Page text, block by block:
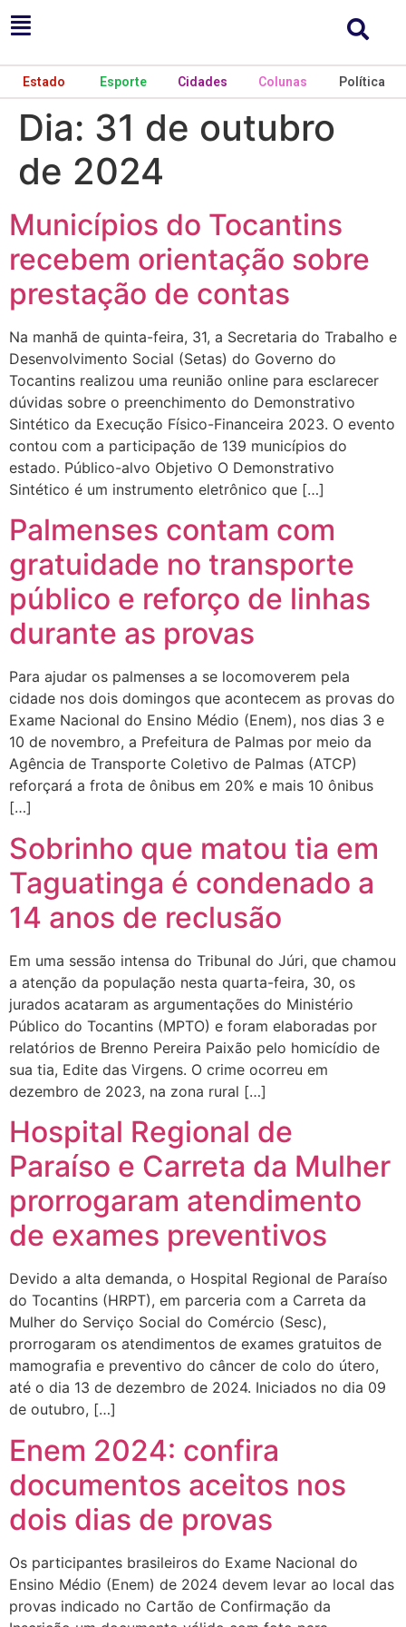
Estado Esporte Cidades Colunas Política
Dia: 31 de outubro
de 2024
Municípios do Tocantins
recebem orientação sobre
prestação de contas
Na manhã de quinta-feira, 31, a Secretaria do Trabalho e
Desenvolvimento Social (Setas) do Governo do
Tocantins realizou uma reunião online para esclarecer
dúvidas sobre o preenchimento do Demonstrativo
Sintético da Execução Físico-Financeira 2023. O evento
contou com a participação de 139 municípios do
estado. Público-alvo Objetivo O Demonstrativo
Sintético é um instrumento eletrônico que […]
Palmenses contam com
gratuidade no transporte
público e reforço de linhas
durante as provas
Para ajudar os palmenses a se locomoverem pela
cidade nos dois domingos que acontecem as provas do
Exame Nacional do Ensino Médio (Enem), nos dias 3 e
10 de novembro, a Prefeitura de Palmas por meio da
Agência de Transporte Coletivo de Palmas (ATCP)
reforçará a frota de ônibus em 20% e mais 10 ônibus
[…]
Sobrinho que matou tia em
Taguatinga é condenado a
14 anos de reclusão
Em uma sessão intensa do Tribunal do Júri, que chamou
a atenção da população nesta quarta-feira, 30, os
jurados acataram as argumentações do Ministério
Público do Tocantins (MPTO) e foram elaboradas por
relatórios de Brenno Pereira Paixão pelo homicídio de
sua tia, Edite das Virgens. O crime ocorreu em
dezembro de 2023, na zona rural […]
Hospital Regional de
Paraíso e Carreta da Mulher
prorrogaram atendimento
de exames preventivos
Devido a alta demanda, o Hospital Regional de Paraíso
do Tocantins (HRPT), em parceria com a Carreta da
Mulher do Serviço Social do Comércio (Sesc),
prorrogaram os atendimentos de exames gratuitos de
mamografia e preventivo do câncer de colo do útero,
até o dia 13 de dezembro de 2024. Iniciados no dia 09
de outubro, […]
Enem 2024: confira
documentos aceitos nos
dois dias de provas
Os participantes brasileiros do Exame Nacional do
Ensino Médio (Enem) de 2024 devem levar ao local das
provas indicado no Cartão de Confirmação da